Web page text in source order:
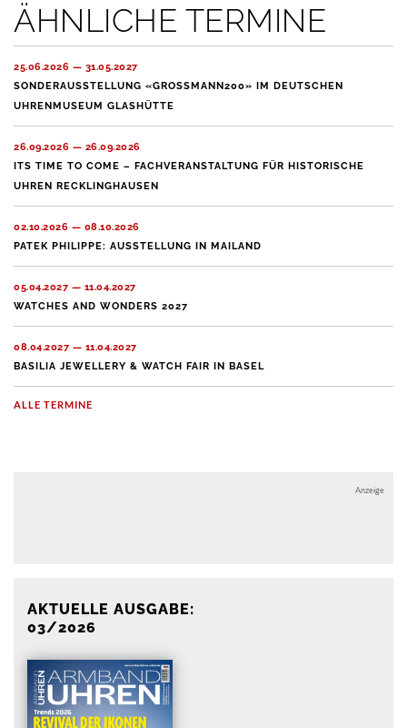
ÄHNLICHE TERMINE
25.06.2026 — 31.05.2027
SONDERAUSSTELLUNG «GROSSMANN200» IM DEUTSCHEN
UHRENMUSEUM GLASHÜTTE
26.09.2026 — 26.09.2026
ITS TIME TO COME – FACHVERANSTALTUNG FÜR HISTORISCHE
UHREN RECKLINGHAUSEN
02.10.2026 — 08.10.2026
PATEK PHILIPPE: AUSSTELLUNG IN MAILAND
05.04.2027 — 11.04.2027
WATCHES AND WONDERS 2027
08.04.2027 — 11.04.2027
BASILIA JEWELLERY & WATCH FAIR IN BASEL
ALLE TERMINE
Anzeige
AKTUELLE AUSGABE:
03/2026